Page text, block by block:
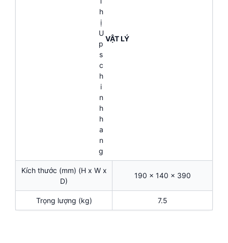
VẬT LÝ
Kích thước (mm) (H x W x
D)
190 x 140 x 390
Trọng lượng (kg) 7.5